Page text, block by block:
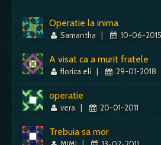
Operatie la inima
Samantha | 10-06-2015
A visat ca a murit fratele
florica eli | 29-01-2018
operatie
vera | 20-01-2011
Trebuia sa mor